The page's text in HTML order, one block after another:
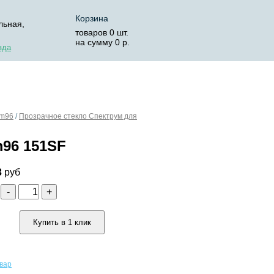
Корзина
товаров 0 шт.
на сумму 0 р.
/ Прозрачное стекло Спектрум для
151SF
руб
- +
Купить в 1 клик